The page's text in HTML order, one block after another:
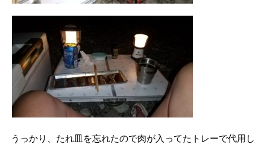
うっかり、たれ皿を忘れたので肉が入ってたトレーで代用し